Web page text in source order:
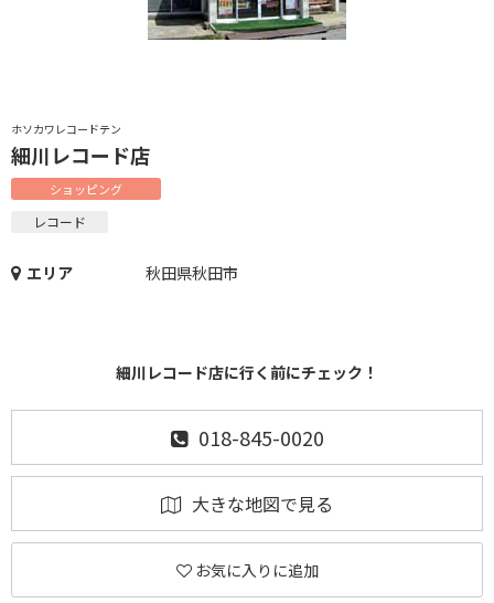
ホソカワレコードテン
細川レコード店
ショッピング
レコード
エリア 秋田県秋田市
細川レコード店に行く前にチェック！
018-845-0020
大きな地図で見る
お気に入りに追加